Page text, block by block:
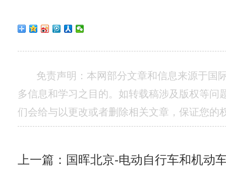
免责声明：本网部分文章和信息来源于国
多信息和学习之目的。如转载稿涉及版权等问
们会给与以更改或者删除相关文章，保证您的